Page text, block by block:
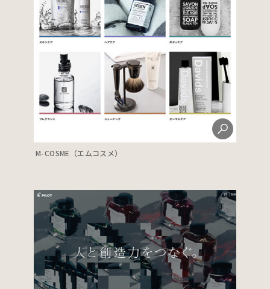
M-COSME（エムコスメ）